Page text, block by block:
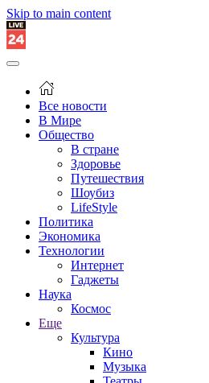
Skip to main content
Все новости
В Мире
Общество
В стране
Здоровье
Путешествия
Шоубиз
LifeStyle
Политика
Экономика
Технологии
Интернет
Гаджеты
Наука
Космос
Еще
Культура
Кино
Музыка